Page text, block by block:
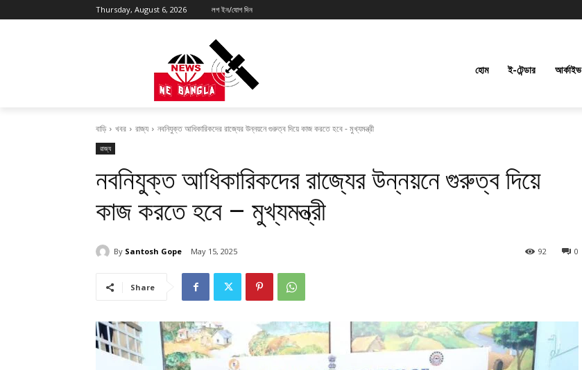
Thursday, August 6, 2026 লগ ইন/যোগ দিন
হোম ই-টেন্ডার আর্কাইভ
বাড়ি খবর রাজ্য নবনিযুক্ত আধিকারিকদের রাজ্যের উন্নয়নে গুরুত্ব দিয়ে কাজ করতে হবে - মুখ্যমন্ত্রী
রাজ্য
নবনিযুক্ত আধিকারিকদের রাজ্যের উন্নয়নে গুরুত্ব দিয়ে
কাজ করতে হবে – মুখ্যমন্ত্রী
By Santosh Gope May 15, 2025 0
92
Share